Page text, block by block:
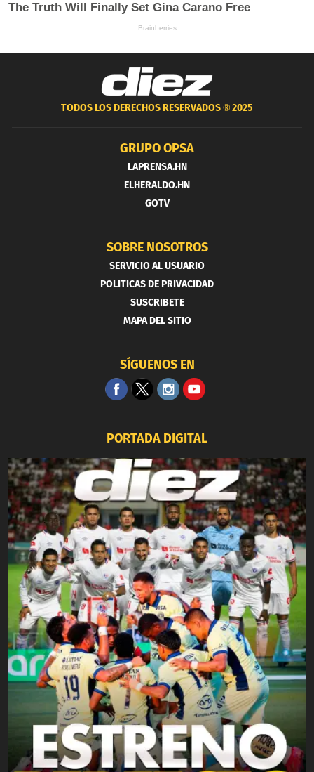
TODOS LOS DERECHOS RESERVADOS ®2025
GRUPO OPSA
LAPRENSA.HN
ELHERALDO.HN
GOTV
SOBRE NOSOTROS
SERVICIO AL USUARIO
POLITICAS DE PRIVACIDAD
SUSCRIBETE
MAPA DEL SITIO
SÍGUENOS EN
PORTADA DIGITAL